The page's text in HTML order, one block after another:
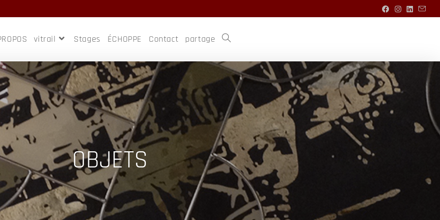
vitrail Stages ÉCHOPPE Contact partage
OBJETS